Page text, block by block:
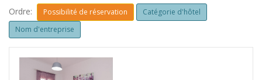
Ordre: Possibilité de réservation
Catégorie d'hôtel
Nom d'entreprise